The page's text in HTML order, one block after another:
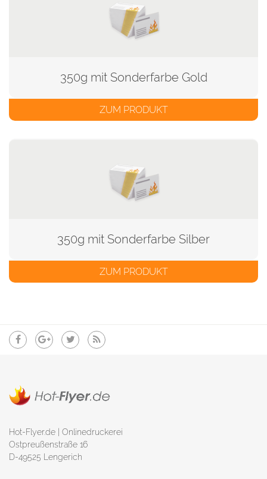
350g mit Sonderfarbe Gold
ZUM PRODUKT
350g mit Sonderfarbe Silber
ZUM PRODUKT
Hot-Flyer.de | Onlinedruckerei
Ostpreußenstraße 16
D-49525 Lengerich